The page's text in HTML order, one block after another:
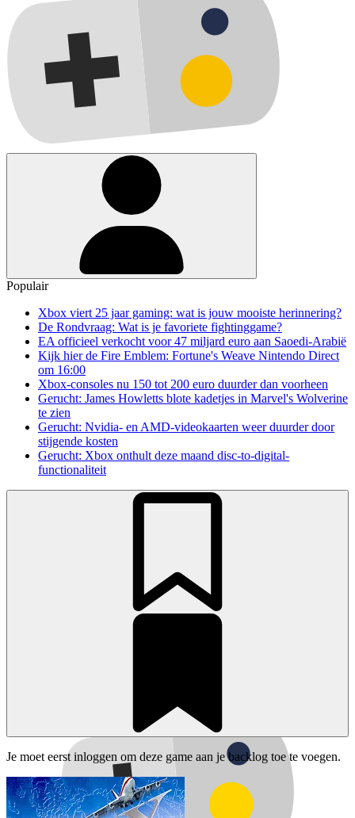
Populair
Xbox viert 25 jaar gaming: wat is jouw mooiste herinnering?
De Rondvraag: Wat is je favoriete fightinggame?
EA officieel verkocht voor 47 miljard euro aan Saoedi-Arabië
Kijk hier de Fire Emblem: Fortune's Weave Nintendo Direct
om 16:00
Xbox-consoles nu 150 tot 200 euro duurder dan voorheen
Gerucht: James Howletts blote kadetjes in Marvel's Wolverine
te zien
Gerucht: Nvidia- en AMD-videokaarten weer duurder door
stijgende kosten
Gerucht: Xbox onthult deze maand disc-to-digital-
functionaliteit
Je moet eerst inloggen om deze game aan je backlog toe te voegen.